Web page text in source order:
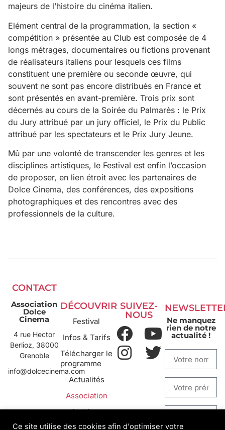
majeurs de l’histoire du cinéma italien.
Elément central de la programmation, la section «
compétition » présentée au Club est composée de 4
longs métrages, documentaires ou fictions provenant
de réalisateurs italiens pour lesquels ces films
constituent une première ou seconde œuvre, qui
souvent ne sont pas encore distribués en France et
sont présentés en avant-première. Trois prix sont
décernés au cours de la Soirée du Palmarès : le Prix
du Jury attribué par un jury officiel, le Prix du Public
attribué par les spectateurs et le Prix Jury Jeune.
Mû par une volonté de transcender les genres et les
disciplines artistiques, le Festival est enfin l’occasion
de proposer, en lien étroit avec les partenaires de
Dolce Cinema, des conférences, des expositions
photographiques et des rencontres avec des
professionnels de la culture.
CONTACT
Association
Dolce
Cinema
4 rue Hector
Berlioz, 38000
Grenoble
info@dolcecinema.com
DÉCOUVRIR
Festival
Infos & Tarifs
Télécharger le
programme
Actualités
Association
Archives
SUIVEZ-
NOUS
Ne manquez
rien de notre
actualité !
Ce site utilise des cookies afin d'optimiser votre